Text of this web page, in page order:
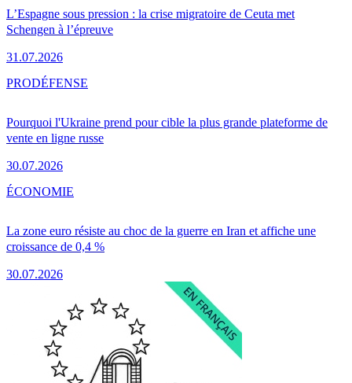
L’Espagne sous pression : la crise migratoire de Ceuta met
Schengen à l’épreuve
31.07.2026
Pourquoi l'Ukraine prend pour cible la plus grande plateforme de
vente en ligne russe
30.07.2026
PRODÉFENSE
La zone euro résiste au choc de la guerre en Iran et affiche une
croissance de 0,4 %
30.07.2026
ÉCONOMIE